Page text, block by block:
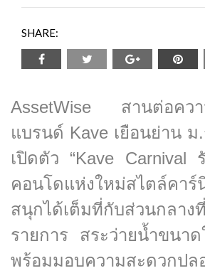
SHARE:
AssetWise สานต่อคว
แบรนด์ Kave เยือนย่าน ม
เปิดตัว “Kave Carnival
คอนโดแห่งใหม่สไตล์คา
สนุกได้เต็มที่กับส่วนกลาง
รายการ สระว่ายน้ำขน
พร้อมมอบความสะดวกปล